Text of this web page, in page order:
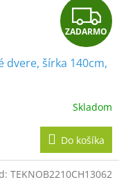
Z
A
D
A
R
M
ZADARMO
dvere, šírka 140cm,
Skladom
Do košíka
TEKNOB2210CH13062